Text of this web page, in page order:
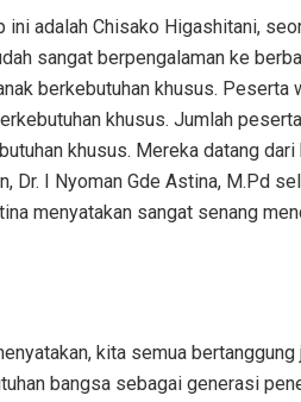
ini adalah Chisako Higashitani,
sangat berpengalaman ke
berkebutuhan khusus.
khusus. Jumlah
khusus. Mereka datang
Dr. I Nyoman Gde Astina, M.Pd
menyatakan sangat senang
kita semua
bangsa sebagai generasi